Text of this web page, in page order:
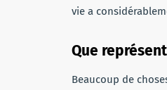
vie a
Que
Beaucoup de